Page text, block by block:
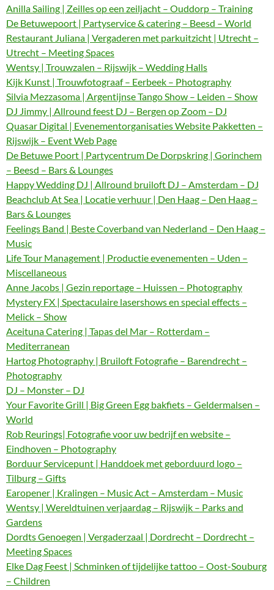
Anilla Sailing | Zeilles op een zeiljacht – Ouddorp – Training
De Betuwepoort | Partyservice & catering – Beesd – World
Restaurant Juliana | Vergaderen met parkuitzicht | Utrecht –
Utrecht – Meeting Spaces
Wentsy | Trouwzalen – Rijswijk – Wedding Halls
Kijk Kunst | Trouwfotograaf – Eerbeek – Photography
Silvia Mezzasoma | Argentijnse Tango Show – Leiden – Show
DJ Jimmy | Allround feest DJ – Bergen op Zoom – DJ
Quasar Digital | Evenementorganisaties Website Pakketten –
Rijswijk – Event Web Page
De Betuwe Poort | Partycentrum De Dorpskring | Gorinchem
– Beesd – Bars & Lounges
Happy Wedding DJ | Allround bruiloft DJ – Amsterdam – DJ
Beachclub At Sea | Locatie verhuur | Den Haag – Den Haag –
Bars & Lounges
Feelings Band | Beste Coverband van Nederland – Den Haag –
Music
Life Tour Management | Productie evenementen – Uden –
Miscellaneous
Anne Jacobs | Gezin reportage – Huissen – Photography
Mystery FX | Spectaculaire lasershows en special effects –
Melick – Show
Aceituna Catering | Tapas del Mar – Rotterdam –
Mediterranean
Hartog Photography | Bruiloft Fotografie – Barendrecht –
Photography
DJ – Monster – DJ
Your Favorite Grill | Big Green Egg bakfiets – Geldermalsen –
World
Rob Reurings| Fotografie voor uw bedrijf en website –
Eindhoven – Photography
Borduur Servicepunt | Handdoek met geborduurd logo –
Tilburg – Gifts
Earopener | Kralingen – Music Act – Amsterdam – Music
Wentsy | Wereldtuinen verjaardag – Rijswijk – Parks and
Gardens
Dordts Genoegen | Vergaderzaal | Dordrecht – Dordrecht –
Meeting Spaces
Elke Dag Feest | Schminken of tijdelijke tattoo – Oost-Souburg
– Children